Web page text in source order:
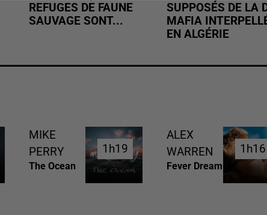
REFUGES DE FAUNE
SAUVAGE SONT...
SUPPOSÉS DE LA
MAFIA
EN ALGÉRIE
MIKE
PERRY
The Ocean
1h19
1h19
ALEX
WARREN
Fever Dream
1h16
1h16